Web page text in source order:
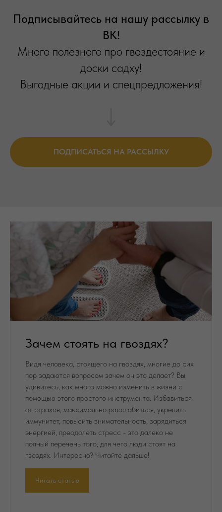
Подписывайтесь на нашу рассылку в
ВК!
Много полезного про гвоздестояние и
доски садху!
Выгодные акции и спецпредложения!
ПОДПИСАТЬСЯ НА РАССЫЛКУ
Зачем стоять на гвоздях?
Видя человека, стоящего на гвоздях, многие до сих
пор задаются вопросом зачем он это делает? Вы
удивитесь, как много можно изменить в жизни с
помощью этого простого инструмента. Избавиться
от страхов, максимально расслабиться, укрепить
иммунитет, повысить внимательность, зарядиться
энергией, преодолеть стресс - это далеко не
полный перечень того, для чего люди стоят на
гвоздях. Интересно? Читайте дальше!
Читать статью